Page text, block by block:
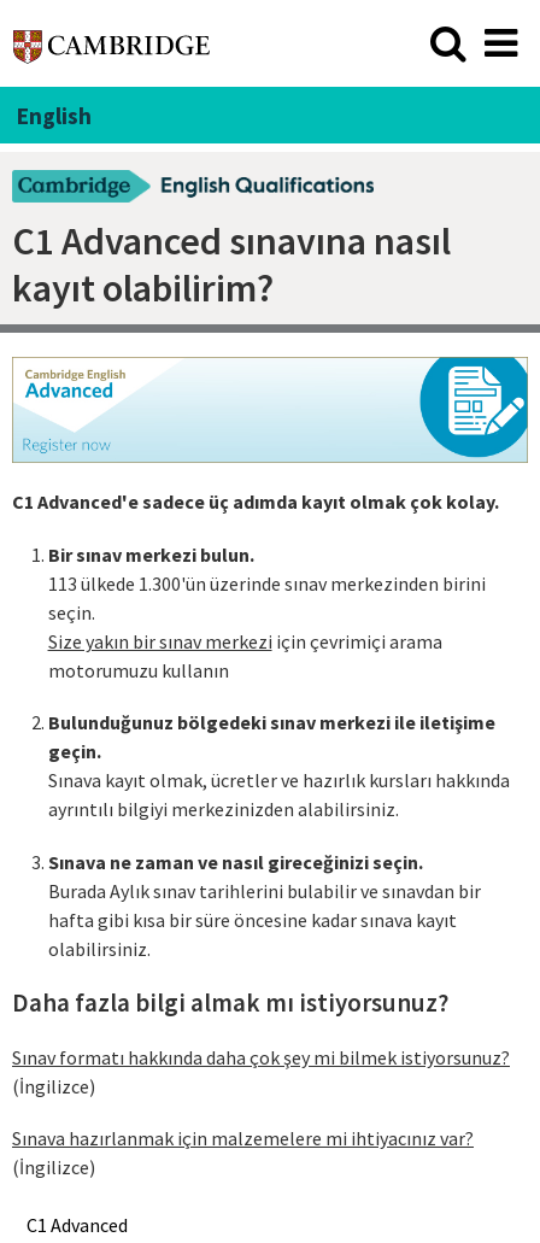
English
C1 Advanced sınavına nasıl
kayıt olabilirim?
C1 Advanced
C1 Advanced'e sadece üç adımda kayıt olmak çok kolay.
Bir sınav merkezi bulun.
113 ülkede 1.300'ün üzerinde sınav merkezinden birini
seçin.
Size yakın bir sınav merkezi için çevrimiçi arama
motorumuzu kullanın
Bulunduğunuz bölgedeki sınav merkezi ile iletişime
geçin.
Sınava kayıt olmak, ücretler ve hazırlık kursları hakkında
ayrıntılı bilgiyi merkezinizden alabilirsiniz.
Sınava ne zaman ve nasıl gireceğinizi seçin.
Burada Aylık sınav tarihlerini bulabilir ve sınavdan bir
hafta gibi kısa bir süre öncesine kadar sınava kayıt
olabilirsiniz.
Daha fazla bilgi almak mı istiyorsunuz?
Sınav formatı hakkında daha çok şey mi bilmek istiyorsunuz?
(İngilizce)
Sınava hazırlanmak için malzemelere mi ihtiyacınız var?
(İngilizce)